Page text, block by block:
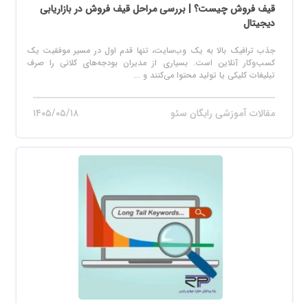
قیف فروش چیست؟ | بررسی مراحل قیف فروش در بازاریابی
دیجیتال
جذب ترافیک بالا به یک وب‌سایت، تنها قدم اول در مسیر موفقیت یک
کسب‌وکار آنلاین است. بسیاری از مدیران بودجه‌های کلانی را صرف
تبلیغات کلیکی یا تولید محتوا می‌کنند و ...
مقالات آموزشی رایگان سئو ۱۴۰۵/۰۵/۱۸